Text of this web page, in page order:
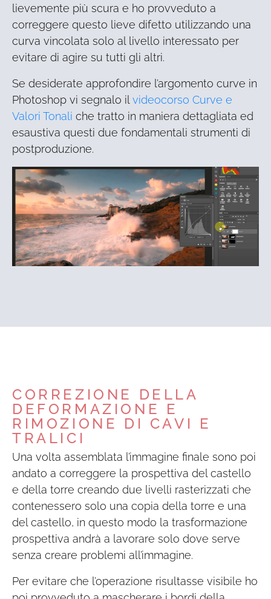
lievemente più scura e ho provveduto a
correggere questo lieve difetto utilizzando una
curva vincolata solo al livello interessato per
evitare di agire su tutti gli altri.
Se desiderate approfondire l’argomento curve in
Photoshop vi segnalo il videocorso Curve e
Valori Tonali che tratto in maniera dettagliata ed
esaustiva questi due fondamentali strumenti di
postproduzione.
CORREZIONE DELLA
DEFORMAZIONE E
RIMOZIONE DI CAVI E
TRALICI
Una volta assemblata l’immagine finale sono poi
andato a correggere la prospettiva del castello
e della torre creando due livelli rasterizzati che
contenessero solo una copia della torre e una
del castello, in questo modo la trasformazione
prospettiva andrà a lavorare solo dove serve
senza creare problemi all’immagine.
Per evitare che l’operazione risultasse visibile ho